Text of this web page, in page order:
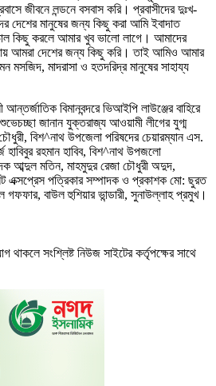
জীবনে লন্ডনে বসবাস করি। প্রবাসীদের দুঃখ-
দেশের মানুষের জন্য কিছু করা আমি ইবাদাত
কিছু করলে আমার খুব ভালো লাগে। আমাদের
চায় আমরা দেশের জন্য কিছু করি। তাই আমিও আমার
মসজিদ, মাদরাসা ও হতদরিদ্র মানুষের সাহায্য
বিমানবন্দরে ভিআইপি লাউঞ্জের বাহিরে
জানান যুক্তরাজ্য আওয়ামী লীগের যুগ্ম
বিশ^নাথ উপজেলা পরিষদের চেয়ারম্যান এস.
হাবিবুর রহমান হাবিব, বিশ^নাথ উপজলো
আব্দুল মতিন, মাহমুদুর রেজা চৌধুরী অদুদ,
এক্সপ্রেস পত্রিকার সম্পাদক ও প্রকাশক মো: ছুরত
বাউল হুশিয়ার ভান্ডারী, সুনাউল্লাহ প্রমুখ।
সংশ্লিষ্ট নিউজ সাইটের কর্তৃপক্ষের সাথে